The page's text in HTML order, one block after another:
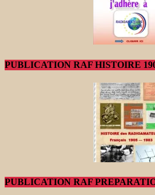
PUBLICATION RAF HISTOIRE
PUBLICATION RAF